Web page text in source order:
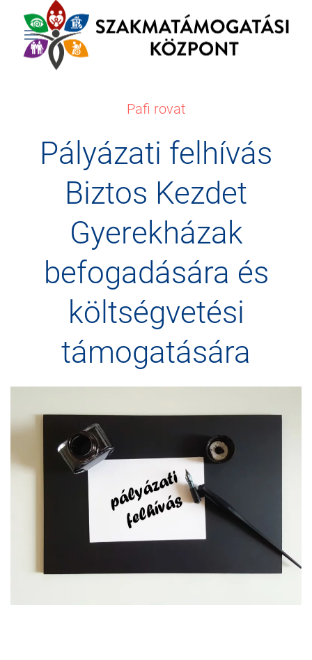
Pafi rovat
Pályázati felhívás
Biztos Kezdet
Gyerekházak
befogadására és
költségvetési
támogatására